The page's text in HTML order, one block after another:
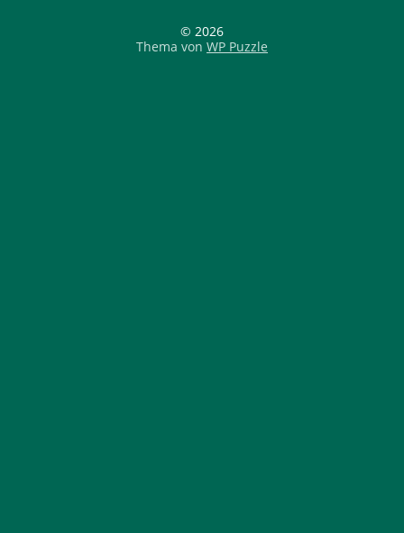
© 2026
Thema von WP Puzzle